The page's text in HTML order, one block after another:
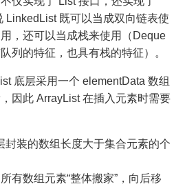
LinkedList 既可以当成双向链表使
，还可以当成栈来使用（Deque
列的特征，也具有栈的特征）。
底层采用一个 elementData 数组
因此 ArrayList 在插入元素时需要
封装的数组长度大于集合元素的个
有数组元素“整体搬家”，向后移